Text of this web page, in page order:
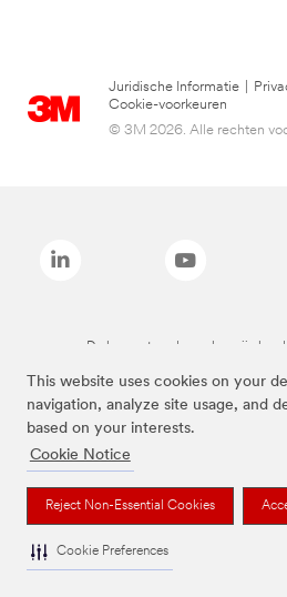
This website uses cookies on your
navigation, analyze site usage, and
based on your interests.
Cookie Notice
Reject Non-Essential Cookies
Cookie Preferences
Juridische Informatie
Cookie-voorkeuren
© 3M 2026. Alle rechten
De bovenstaande merken zijn